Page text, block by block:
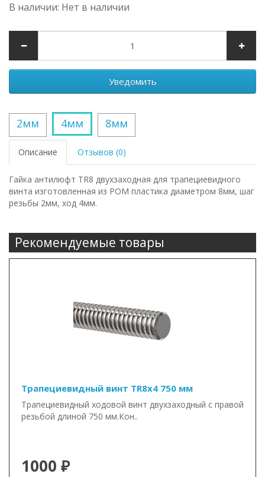
В наличии: Нет в наличии
Уведомить
2мм 4мм 8мм
Описание Отзывов (0)
Гайка антилюфт TR8 двухзаходная для трапециевидного
винта изготовленная из POM пластика диаметром 8мм, шаг
резьбы 2мм, ход 4мм.
Рекомендуемые товары
Трапециевидный винт TR8x4 750 мм
Трапециевидный ходовой винт двухзаходный с правой
резьбой длиной 750 мм.Кон..
1000 ₽